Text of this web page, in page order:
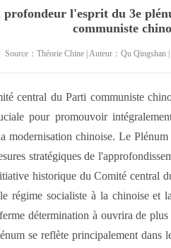
l'esprit du 3e
communiste
Source：Théorie Chine | Auteur：Qu Qingshan
central du Parti communiste
pour promouvoir
modernisation chinoise. Le
stratégiques de
historique du Comité central
régime socialiste à la chinoise et
détermination à ouvrira de
se reflète principalement